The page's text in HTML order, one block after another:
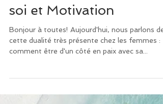
équilibrer Acceptation de
soi et Motivation
Bonjour à toutes! Aujourd'hui, nous parlons de